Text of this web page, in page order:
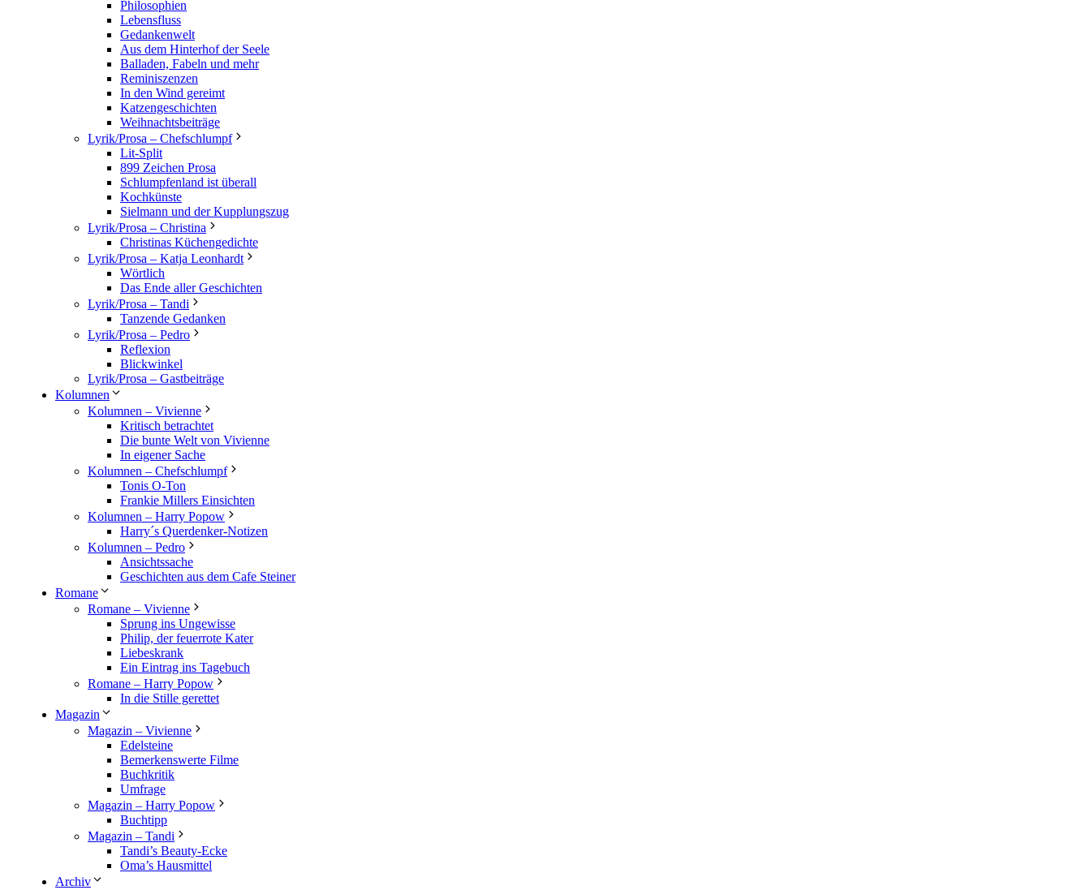
Philosophien
Lebensfluss
Gedankenwelt
Aus dem Hinterhof der Seele
Balladen, Fabeln und mehr
Reminiszenzen
In den Wind gereimt
Katzengeschichten
Weihnachtsbeiträge
Lyrik/Prosa – Chefschlumpf
Lit-Split
899 Zeichen Prosa
Schlumpfenland ist überall
Kochkünste
Sielmann und der Kupplungszug
Lyrik/Prosa – Christina
Christinas Küchengedichte
Lyrik/Prosa – Katja Leonhardt
Wörtlich
Das Ende aller Geschichten
Lyrik/Prosa – Tandi
Tanzende Gedanken
Lyrik/Prosa – Pedro
Reflexion
Blickwinkel
Lyrik/Prosa – Gastbeiträge
Kolumnen
Kolumnen – Vivienne
Kritisch betrachtet
Die bunte Welt von Vivienne
In eigener Sache
Kolumnen – Chefschlumpf
Tonis O-Ton
Frankie Millers Einsichten
Kolumnen – Harry Popow
Harry´s Querdenker-Notizen
Kolumnen – Pedro
Ansichtssache
Geschichten aus dem Cafe Steiner
Romane
Romane – Vivienne
Sprung ins Ungewisse
Philip, der feuerrote Kater
Liebeskrank
Ein Eintrag ins Tagebuch
Romane – Harry Popow
In die Stille gerettet
Magazin
Magazin – Vivienne
Edelsteine
Bemerkenswerte Filme
Buchkritik
Umfrage
Magazin – Harry Popow
Buchtipp
Magazin – Tandi
Tandi’s Beauty-Ecke
Oma’s Hausmittel
Archiv